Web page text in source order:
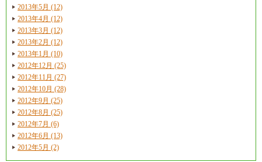
2013年5月 (12)
2013年4月 (12)
2013年3月 (12)
2013年2月 (12)
2013年1月 (10)
2012年12月 (25)
2012年11月 (27)
2012年10月 (28)
2012年9月 (25)
2012年8月 (25)
2012年7月 (6)
2012年6月 (13)
2012年5月 (2)